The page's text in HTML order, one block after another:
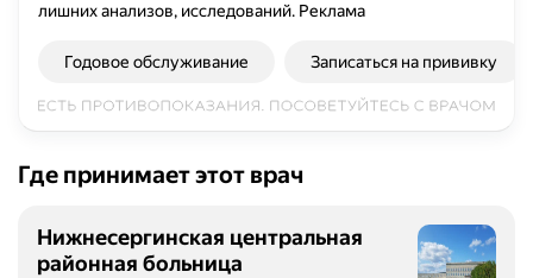
лишних анализов, исследований. Реклама
Годовое обслуживание Записаться на прививку
Где принимает этот врач
Нижнесергинская центральная
районная больница